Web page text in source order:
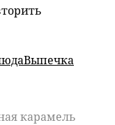
Выпечка
карамель